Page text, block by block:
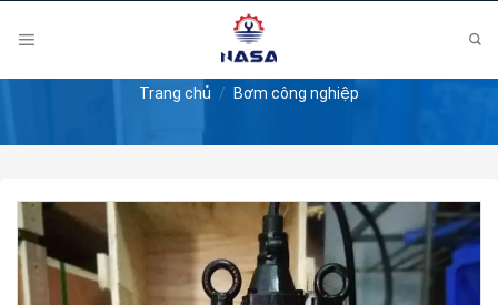
Trang chủ / Bơm công nghiệp